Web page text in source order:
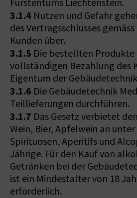
Fürstentums Liechtenstein.
3.1.4 Nutzen und Gefahr
des Vertragsschlusses
Kunden über.
3.1.5 Die bestellten Produkte
vollständigen Bezahlung des
Eigentum der
3.1.6 Die Gebäudetechnik
Teillieferungen durchführen.
3.1.7 Das Gesetz verbietet
Wein, Bier, Apfelwein an
Spirituosen, Aperitifs und
Jährige. Für den Kauf von
Getränken bei der
ist ein Mindestalter von 18
erforderlich.